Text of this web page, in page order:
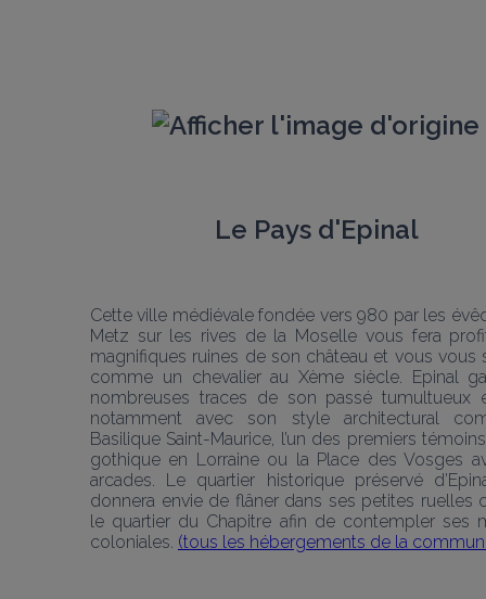
Le Pays d'Epinal
Cette ville médiévale fondée vers 980 par les
Metz sur les rives de la Moselle vous fera
magnifiques ruines de son château et vous vous
comme un chevalier au Xème siècle. Epinal
nombreuses traces de son passé tumultueux
notamment avec son style architectural
Basilique Saint-Maurice, l’un des premiers
gothique en Lorraine ou la Place des Vosges
arcades. Le quartier historique préservé
donnera envie de flâner dans ses petites ruelles
le quartier du Chapitre afin de contempler ses
coloniales. (tous les hébergements de la